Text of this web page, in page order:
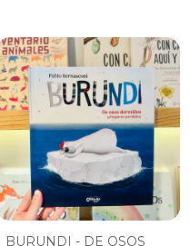
BURUNDI - DE OSOS